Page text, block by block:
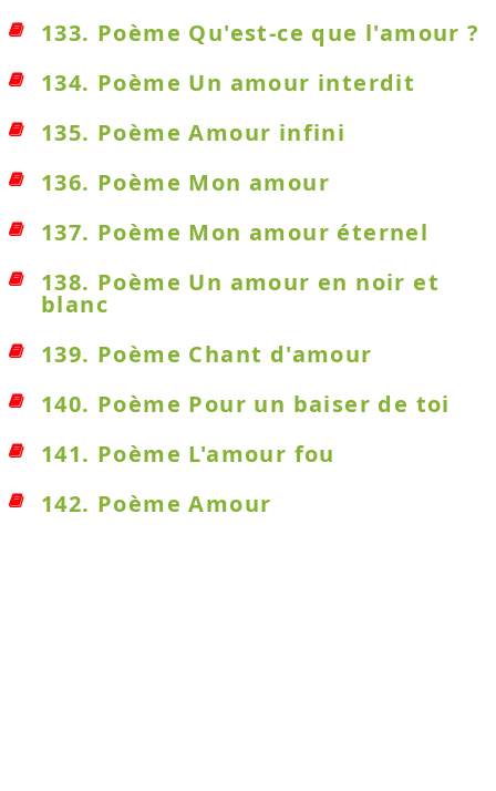
133. Poème Qu'est-ce que l'amour ?
134. Poème Un amour interdit
135. Poème Amour infini
136. Poème Mon amour
137. Poème Mon amour éternel
138. Poème Un amour en noir et
blanc
139. Poème Chant d'amour
140. Poème Pour un baiser de toi
141. Poème L'amour fou
142. Poème Amour